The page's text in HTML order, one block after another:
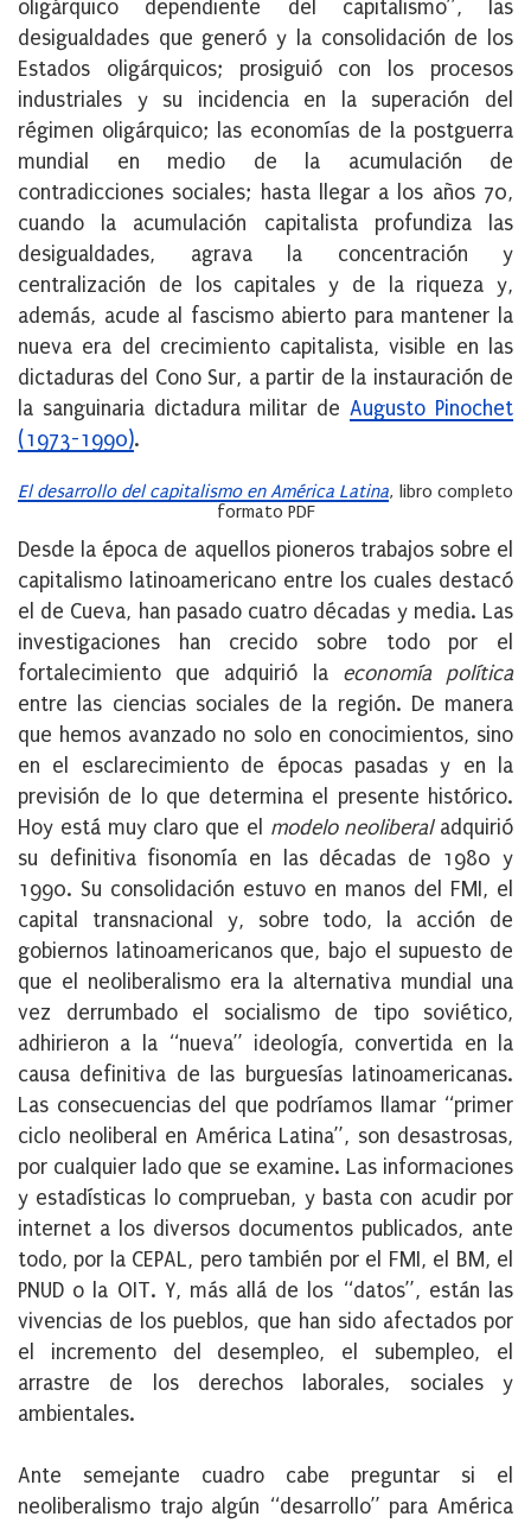
oligárquico dependiente del capitalismo”, las
desigualdades que generó y la consolidación de los
Estados oligárquicos; prosiguió con los procesos
industriales y su incidencia en la superación del
régimen oligárquico; las economías de la postguerra
mundial en medio de la acumulación de
contradicciones sociales; hasta llegar a los años 70,
cuando la acumulación capitalista profundiza las
desigualdades, agrava la concentración y
centralización de los capitales y de la riqueza y,
además, acude al fascismo abierto para mantener la
nueva era del crecimiento capitalista, visible en las
dictaduras del Cono Sur, a partir de la instauración de
la sanguinaria dictadura militar deAugusto Pinochet
(1973-1990).
El desarrollo del capitalismo en América Latina, libro completo
formato PDF
Desde la época de aquellos pioneros trabajos sobre el
capitalismo latinoamericano entre los cuales destacó
el de Cueva, han pasado cuatro décadas y media. Las
investigaciones han crecido sobre todo por el
fortalecimiento que adquirió la economía política
entre las ciencias sociales de la región. De manera
que hemos avanzado no solo en conocimientos, sino
en el esclarecimiento de épocas pasadas y en la
previsión de lo que determina el presente histórico.
Hoy está muy claro que el modelo neoliberaladquirió
su definitiva fisonomía en las décadas de 1980 y
1990. Su consolidación estuvo en manos del FMI, el
capital transnacional y, sobre todo, la acción de
gobiernos latinoamericanos que, bajo el supuesto de
que el neoliberalismo era la alternativa mundial una
vez derrumbado el socialismo de tipo soviético,
adhirieron a la “nueva” ideología, convertida en la
causa definitiva de las burguesías latinoamericanas.
Las consecuencias del que podríamos llamar “primer
ciclo neoliberal en América Latina”, son desastrosas,
por cualquier lado que se examine. Las informaciones
y estadísticas lo comprueban, y basta con acudir por
internet a los diversos documentos publicados, ante
todo, por la CEPAL, pero también por el FMI, el BM, el
PNUD o la OIT. Y, más allá de los “datos”, están las
vivencias de los pueblos, que han sido afectados por
el incremento del desempleo, el subempleo, el
arrastre de los derechos laborales, sociales y
ambientales.
Ante semejante cuadro cabe preguntar si el
neoliberalismo trajo algún “desarrollo” para América